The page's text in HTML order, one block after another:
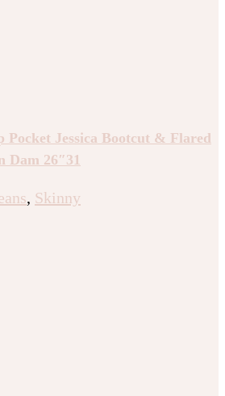
Jessica Bootcut & Flared
Dam 26″31
, Skinny